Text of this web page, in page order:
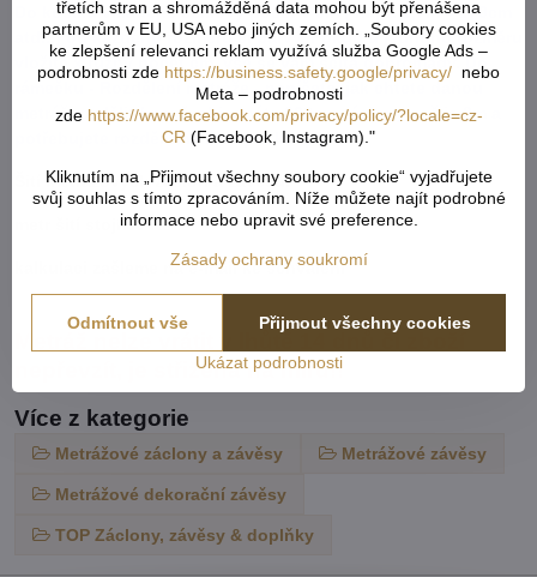
Do košíku vkládejte celkový počet v cm ( např. 1,7m = 170cm
atd...) od každého rozměru či barvy. Pokud u jednoho rozměru
vložíte x různý počet cm, vše se vám sčítá dohromady. Do
rámečku - Rozdělení metráže - napíšete, jak chtete danou
metráž rozdělit ( např. objednáte 800cm záclony což je 8m a
potřebujete rozdělit na 2 stejné kusy ).
Šití metrážových záclon a závěsů:
metr šití stojí 30 Kč
kalkulaci zašleme na e-mail ke schválení
Metráž nelze vrátit v lhůtě 14 dnů či zboží
nepřevzít, je střižená na míru!!
Více z kategorie
Metrážové záclony a závěsy Metrážové závěsy
Metrážové dekorační závěsy
TOP Záclony, závěsy & doplňky
třetích stran a shromážděná data mohou být přenášena
partnerům v EU, USA nebo jiných zemích. „Soubory cookies
ke zlepšení relevanci reklam využívá služba Google Ads –
podrobnosti zde https://business.safety.google/privacy/ nebo
Meta – podrobnosti
zde https://www.facebook.com/privacy/policy/?locale=cz-
CR (Facebook, Instagram)."
Kliknutím na „Přijmout všechny soubory cookie“ vyjadřujete
svůj souhlas s tímto zpracováním. Níže můžete najít podrobné
informace nebo upravit své preference.
Zásady ochrany soukromí
Ukázat podrobnosti
Přijmout všechny cookies
Odmítnout vše